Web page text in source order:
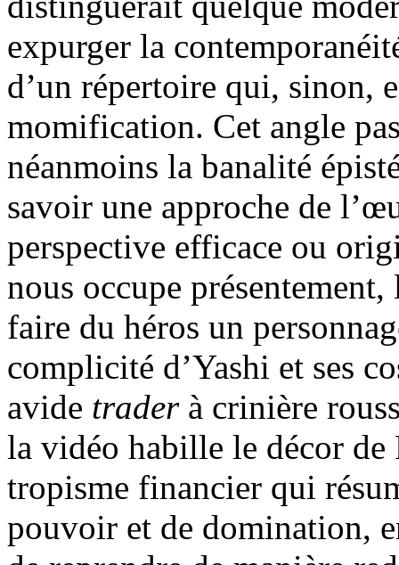
expurger la
d’un répertoire qui, sinon,
momification. Cet angle
néanmoins la banalité
savoir une approche de
perspective efficace ou
nous occupe
faire du héros un
complicité d’Yashi et ses
avide traderà crinière
la vidéo habille le décor de
tropisme financier qui
pouvoir et de domination,